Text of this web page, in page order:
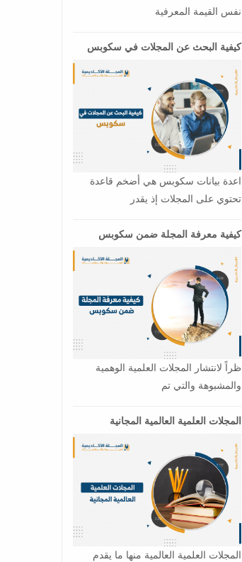
نفس القيمة المعرفية
كيفية البحث عن المجلات في سكوبس
اعدة بيانات سكوبس هي أضخم قاعدة
تحتوي على المجلات إذ يقدر
كيفية معرفة المجلة ضمن سكوبس
ظراً لانتشار المجلات العلمية الوهمية
والمشبوهة والتي تم
المجلات العلمية العالمية المجانية
المجلات العلمية العالمية منها ما يقدم